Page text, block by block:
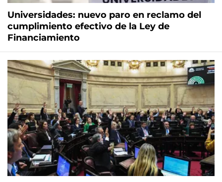
Universidades: nuevo paro en reclamo del
cumplimiento efectivo de la Ley de
Financiamiento